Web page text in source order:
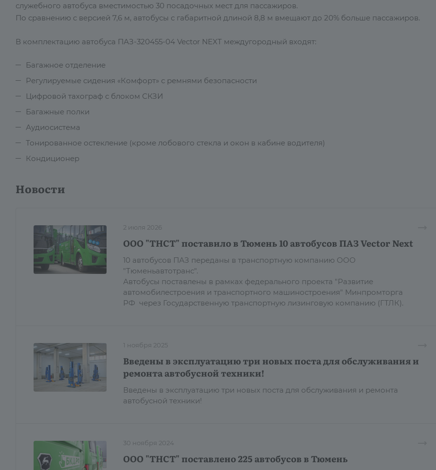
служебного автобуса вместимостью 30 посадочных мест для пассажиров.
По сравнению с версией 7,6 м, автобусы с габаритной длиной 8,8 м вмещают до 20% больше пассажиров.
В комплектацию автобуса ПАЗ-320455-04 Vector NEXT междугородный входят:
Багажное отделение
Регулируемые сидения «Комфорт» с ремнями безопасности
Цифровой тахограф с блоком СКЗИ
Багажные полки
Аудиосистема
Тонированное остекление (кроме лобового стекла и окон в кабине водителя)
Кондиционер
Новости
2 июля 2026
ООО "ТНСТ" поставило в Тюмень 10 автобусов ПАЗ Vector Next
10 автобусов ПАЗ переданы в транспортную компанию ООО
"Тюменьавтотранс".
Автобусы поставлены в рамках федерального проекта "Развитие
автомобилестроения и транспортного машиностроения" Минпромторга
РФ через Государственную транспортную лизинговую компанию (ГТЛК).
1 ноября 2025
Введены в эксплуатацию три новых поста для обслуживания и
ремонта автобусной техники!
Введены в эксплуатацию три новых поста для обслуживания и ремонта
автобусной техники!
30 ноября 2024
ООО "ТНСТ" поставлено 225 автобусов в Тюмень